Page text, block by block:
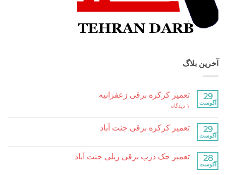
تعمیر کرکره برقی زعفرانیه
۱ دیدگاه
برای
برقی
زعفرانیه
تعمیر کرکره برقی جنت آباد
هیچ
برای
تعمیر
کرکره
برقی
ثبت
نشده
تعمیر جک درب برقی ریلی جنت آباد
هیچ